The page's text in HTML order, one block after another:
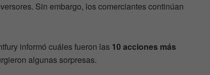
Sin embargo, los comerciantes continúan
informó cuáles fueron las 10 acciones más
algunas sorpresas.